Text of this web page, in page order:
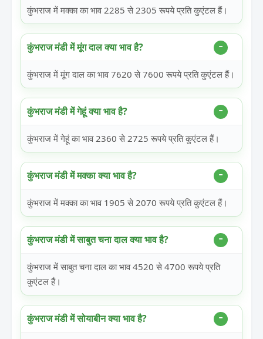
कुंभराज में मक्का का भाव 2285 से 2305 रूपये प्रति कुएंटल हैं।
कुंभराज मंडी में मूंग दाल क्या भाव है?
कुंभराज में मूंग दाल का भाव 7620 से 7600 रूपये प्रति कुएंटल हैं।
कुंभराज मंडी में गेहूं क्या भाव है?
कुंभराज में गेहूं का भाव 2360 से 2725 रूपये प्रति कुएंटल हैं।
कुंभराज मंडी में मक्का क्या भाव है?
कुंभराज में मक्का का भाव 1905 से 2070 रूपये प्रति कुएंटल हैं।
कुंभराज मंडी में साबुत चना दाल क्या भाव है?
कुंभराज में साबुत चना दाल का भाव 4520 से 4700 रूपये प्रति
कुएंटल हैं।
कुंभराज मंडी में सोयाबीन क्या भाव है?